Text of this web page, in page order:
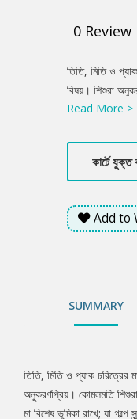
0 Review
Product
তিতি, মিতি ও
বিষয়। শিশুরা
পরিবার থেকে।
তারা তখন মাকে
থাকে অকৃত্রিম
Read More >
কার্টে
Add to
SUMMARY
Tab
তিতি, মিতি ও প্যাক চরিত্রের
অনুকরণপ্রিয়। কোমলমতি শিশুরা
মা বিশেষ ভূমিকা রাখে; যা